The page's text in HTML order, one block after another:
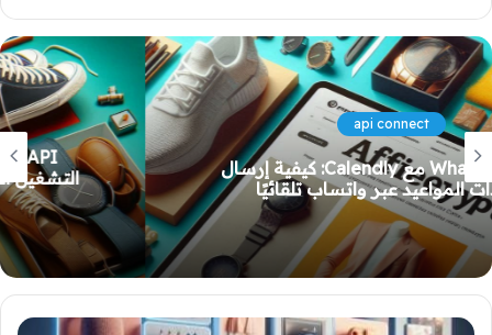
api connect
Whats360 API: كيفية تكاملها مع منصات
التشغيل الآلي مثل Make.com و Zapier لإرسال
رسائل واتساب تلقائيًا